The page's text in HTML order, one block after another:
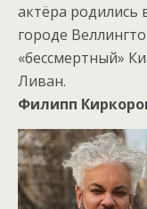
актёра родились
городе
«бессмертный»
Ливан.
Филипп